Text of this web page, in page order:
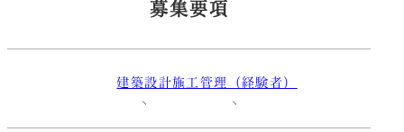
募集要項
建築設計施工管理（経験者）